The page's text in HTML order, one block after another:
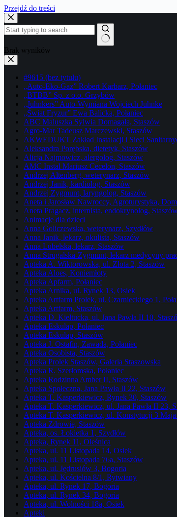
Przejdź do treści
Brak wyników
#9615 (bez tytułu)
„Auto-Eko-Gaz” Robert Karbarz, Połaniec
„BTBB” Sp. z o.o. Grzybów
„Juhnkers” Auto-Wymiana Wojciech Juhnke
„Świat Fryzur” Ewa Balicka, Połaniec
ABC Maluszka Sylwia Domagała, Staszów
Agro-Mar Tadeusz Marczewski, Staszów
AKWEDUKT Zakład Instalacji i Sieci
Aleksandra Porębska, dietetyk, Staszów
Alicja Najmowicz, alergolog, Staszów
AMC Instal Mariusz Cecelon, Staszów
Andrzej Altenberg, weterynarz, Staszów
Andrzej Janik, kardiolog, Staszów
Andrzej Zygmunt, laryngolog, Staszów
Aneta i Jarosław Nawroccy, Agroturystyka,
Aneta Pragacz, internista, endokrynolog,
Animacje dla dzieci
Anna Goliczewska, weterynarz, Szydłów
Anna Janik, lekarz, okulista, Staszów
Anna Lubelska, lekarz, Staszów
Anna Strugalska-Zygmunt, lekarz medycyny
Apteka A. Wiktorowska, ul. Złota 2, Staszów
Apteka Aloes, Koniemłoty
Apteka Apfarm, Połaniec
Apteka Arnika, ul. Rynek 13, Osiek
Apteka Artfarm Prolek, ul. Czarnieckiego 1,
Apteka Artfarm, Staszów
Apteka D. Kiełtucka, ul. Jana Pawła II 10,
Apteka Eskulap, Połaniec
Apteka Eskulap, Staszów
Apteka J. Ostafin, Zawada, Połaniec
Apteka Osobista, Staszów
Apteka Prolek Staszów, Galeria Staszowska
Apteka R. Szerłomska, Połaniec
Apteka Rodzinna Amber II, Staszów
Apteka Społeczna, Jana Pawła II 22, Staszów
Apteka T. Kasperkiewicz, Rynek 30, Staszów
Apteka T. Kasperkiewicz, ul. Jana Pawła II 23,
Apteka T. Kasperkiewicz, ul. Konstytucji 3 Maja
Apteka Zdrowie, Staszów
Apteka, os. Łokietka 1, Szydłów
Apteka, Rynek 11, Oleśnica
Apteka, ul. 11 Listopada 14, Osiek
Apteka, ul. 11 Listopada 76a, Staszów
Apteka, ul. Jędrusiów 3, Bogoria
Apteka, ul. Kościelna 8/1, Rytwiany
Apteka, ul. Rynek 17, Bogoria
Apteka, ul. Rynek 34, Bogoria
Apteka, ul. Wolności 18a, Osiek
Apteki